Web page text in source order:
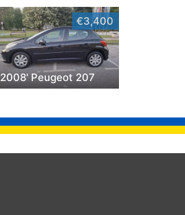
€3,400
2008' Peugeot 207